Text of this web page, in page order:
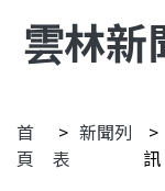
雲林新
首
頁
新聞列
表
訊